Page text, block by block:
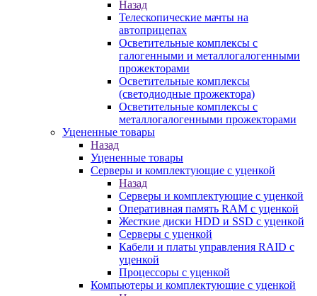
Назад
Телескопические мачты на
автоприцепах
Осветительные комплексы с
галогенными и металлогалогенными
прожекторами
Осветительные комплексы
(светодиодные прожектора)
Осветительные комплексы с
металлогалогенными прожекторами
Уцененные товары
Назад
Уцененные товары
Серверы и комплектующие с уценкой
Назад
Серверы и комплектующие с уценкой
Оперативная память RAM с уценкой
Жесткие диски HDD и SSD с уценкой
Серверы с уценкой
Кабели и платы управления RAID с
уценкой
Процессоры с уценкой
Компьютеры и комплектующие с уценкой